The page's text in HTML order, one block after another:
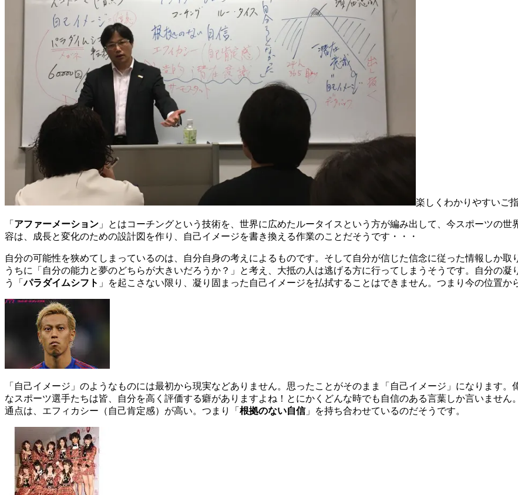
楽しくわかりやすいご
「 アファーメーション 」とはコーチングという技術を、世界に広めたルータイスという方が編み出して、今スポーツの
容は、成長と変化のための設計図を作り、自己イメージを書き換える作業のことだそうです・・・
自分の可能性を狭めてしまっているのは、自分自身の考えによるものです。そして自分が信じた信念に従った情報しか
うちに「自分の能力と夢のどちらが大きいだろうか？」と考え、大抵の人は逃げる方に行ってしまうそうです。自分の
う「パラダイムシフト 」を起こさない限り、凝り固まった自己イメージを払拭することはできません。つまり今の位置
「自己イメージ」のようなものには最初から現実などありません。思ったことがそのまま「自己イメージ」になります
なスポーツ選手たちは皆、自分を高く評価する癖がありますよね！とにかくどんな時でも自信のある言葉しか言いませ
通点は、エフィカシー（自己肯定感）が高い。つまり「 根拠のない自信」を持ち合わせているのだそうです。